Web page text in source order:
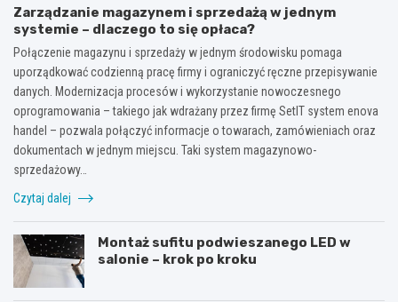
Zarządzanie magazynem i sprzedażą w jednym
systemie – dlaczego to się opłaca?
Połączenie magazynu i sprzedaży w jednym środowisku pomaga
uporządkować codzienną pracę firmy i ograniczyć ręczne przepisywanie
danych. Modernizacja procesów i wykorzystanie nowoczesnego
oprogramowania – takiego jak wdrażany przez firmę SetIT system enova
handel – pozwala połączyć informacje o towarach, zamówieniach oraz
dokumentach w jednym miejscu. Taki system magazynowo-
sprzedażowy…
Czytaj dalej
Montaż sufitu podwieszanego LED w
salonie – krok po kroku